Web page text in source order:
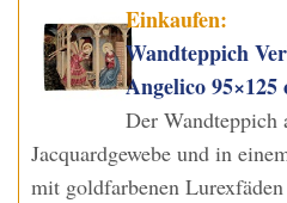
Einkaufen:
Wandteppich
Angelico 95×125
Der Wandteppich
Jacquardgewebe und in
mit goldfarbenen